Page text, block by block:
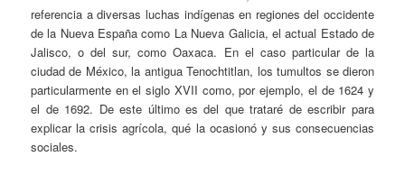
referencia a diversas luchas indígenas en regiones del occidente
de la Nueva España como La Nueva Galicia, el actual Estado de
Jalisco, o del sur, como Oaxaca. En el caso particular de la
ciudad de México, la antigua Tenochtitlan, los tumultos se dieron
particularmente en el siglo XVII como, por ejemplo, el de 1624 y
el de 1692. De este último es del que trataré de escribir para
explicar la crisis agrícola, qué la ocasionó y sus consecuencias
sociales.